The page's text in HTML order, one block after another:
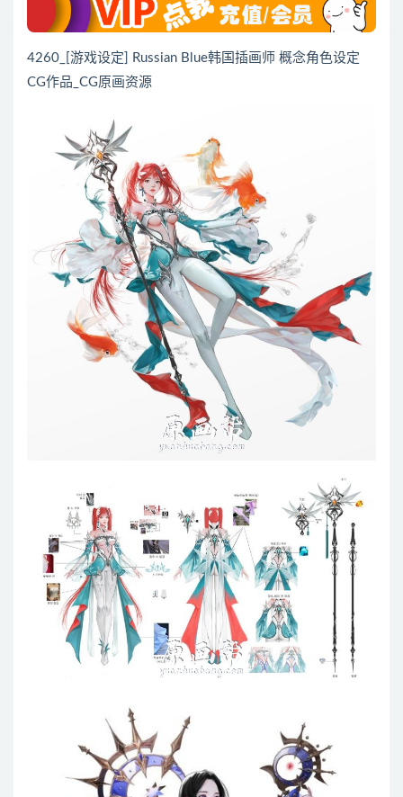
4260_[游戏设定] Russian Blue韩国插画师 概念角色设定
CG作品_CG原画资源